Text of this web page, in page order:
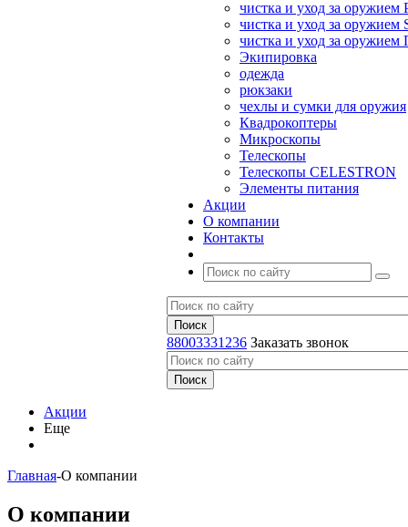
чистка и уход за оружием
чистка и уход за оружием
чистка и уход за
Экипировка
одежда
рюкзаки
чехлы и сумки для оружия
Квадрокоптеры
Микроскопы
Телескопы
Телескопы CELESTRON
Элементы питания
Акции
О компании
Контакты
88003331236 Заказать звонок
Акции
Еще
Главная-О компании
О компании